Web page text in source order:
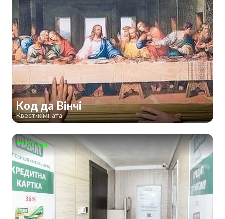
Код да Вінчі
Квест-кімната
52 км